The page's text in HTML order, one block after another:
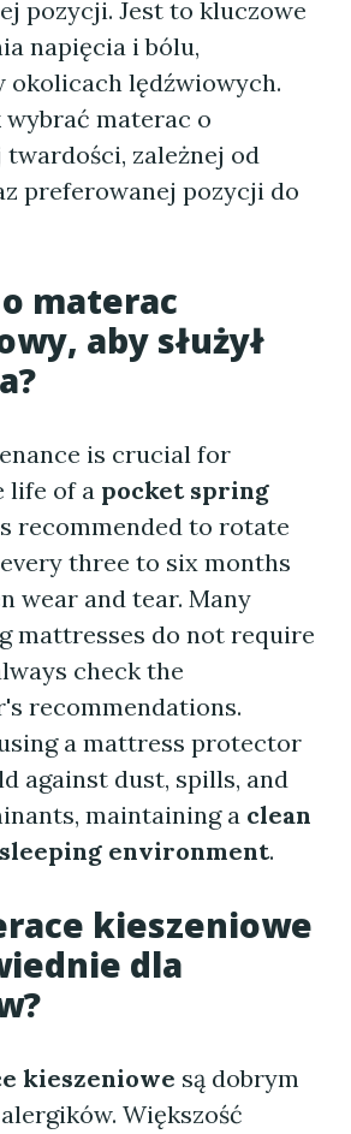
pozycji. Jest to kluczowe
napięcia i bólu,
okolicach lędźwiowych.
materac o
zależnej od
preferowanej pozycji do
materac
aby służył
is crucial for
life of a pocket spring
recommended to rotate
three to six months
wear and tear. Many
mattresses do not require
check the
recommendations.
a mattress protector
against dust, spills, and
maintaining a clean
environment.
kieszeniowe
dla
kieszeniowe są dobrym
Większość